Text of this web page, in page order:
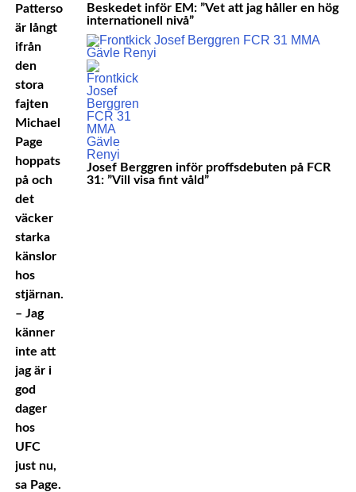
Patterson
är långt
ifrån
den
stora
fajten
Michael
Page
hoppats
på och
det
väcker
starka
känslor
hos
stjärnan.
– Jag
känner
inte att
jag är i
god
dager
hos
UFC
just nu,
sa Page.
Beskedet inför EM: ”Vet att jag håller en hög
internationell nivå”
Josef Berggren inför proffsdebuten på FCR
31: ”Vill visa fint våld”